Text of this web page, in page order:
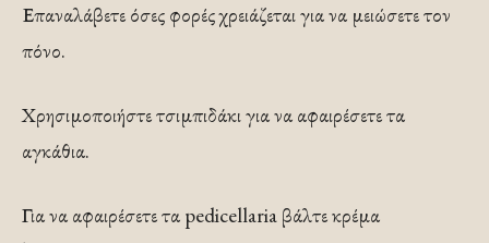
Επαναλάβετε όσες φορές χρειάζεται για να μειώσετε τον
πόνο.
Χρησιμοποιήστε τσιμπιδάκι για να αφαιρέσετε τα
αγκάθια.
Για να αφαιρέσετε τα pedicellaria βάλτε κρέμα